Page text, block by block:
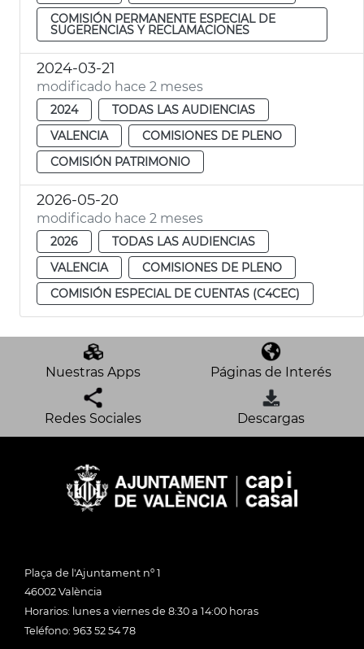
COMISIÓN PERMANENTE ESPECIAL DE
SUGERENCIAS Y RECLAMACIONES
2024-03-21
modificado hace 2 meses
2024
TODAS LAS AUDIENCIAS
VALENCIA
COMISIONES DE PLENO
COMISIÓN PATRIMONIO
2026-05-20
modificado hace 2 meses
2026
TODAS LAS AUDIENCIAS
VALENCIA
COMISIONES DE PLENO
COMISIÓN ESPECIAL DE CUENTAS (C4CEC)
Nuestras Apps Páginas de Interés
Redes Sociales Descargas
Plaça de l'Ajuntament nº 1
46002 València
Horarios: lunes a viernes de 8:30 a 14:00 horas
Teléfono: 963 52 54 78